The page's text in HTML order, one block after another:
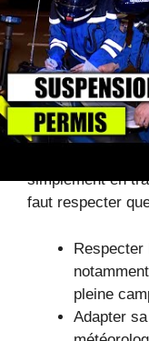
bonnes
motards
simplement en
faut respecter
Respecter
pleine
Adapter